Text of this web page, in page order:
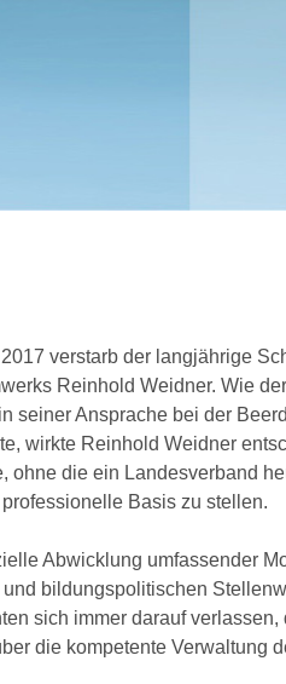
verstarb der langjährige
Reinhold Weidner. Wie
seiner Ansprache bei der
wirkte Reinhold Weidner
ohne die ein Landesverband
Basis zu stellen.
Abwicklung umfassender
bildungspolitischen
sich immer darauf
die kompetente Verwaltung